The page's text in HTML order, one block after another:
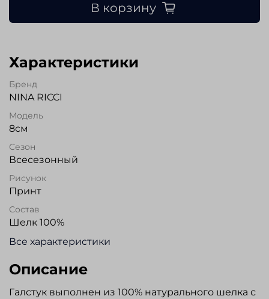
В корзину
Характеристики
Бренд
NINA RICCI
Модель
8см
Сезон
Всесезонный
Рисунок
Принт
Состав
Шелк 100%
Все характеристики
Описание
Галстук выполнен из 100% натурального шелка с